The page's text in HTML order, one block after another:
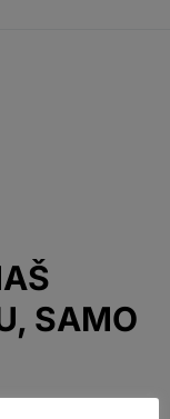
SAMO